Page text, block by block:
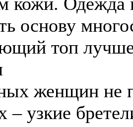
основу
топ
женщин не
– узкие